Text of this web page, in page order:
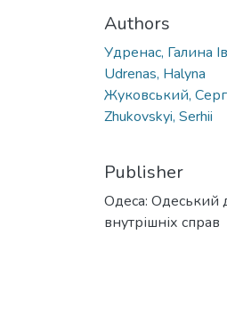
Authors
Удренас, Галина
Udrenas, Halyna
Жуковський,
Zhukovskyi, Serhii
Publisher
Одеса: Одеський
внутрішніх справ